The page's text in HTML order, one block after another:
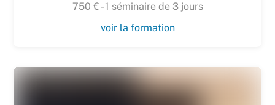
750 € - 1 séminaire de 3 jours
voir la formation